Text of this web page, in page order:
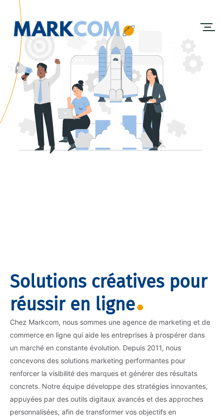
Solutions créatives pour
réussir en ligne
Chez Markcom, nous sommes une agence de marketing et de
commerce en ligne qui aide les entreprises à prospérer dans
un marché en constante évolution. Depuis 2011, nous
concevons des solutions marketing performantes pour
renforcer la visibilité des marques et générer des résultats
concrets. Notre équipe développe des stratégies innovantes,
appuyées par des outils digitaux avancés et des approches
personnalisées, afin de transformer vos objectifs en